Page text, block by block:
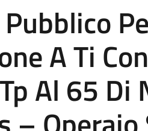
A Ti
Al 65 Di